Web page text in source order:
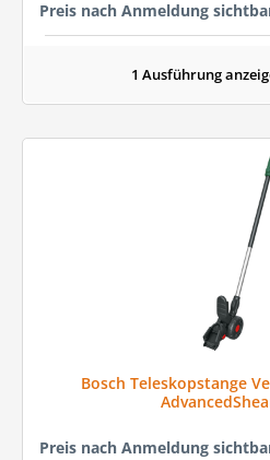
Preis nach Anmeldung
1 Ausführung
Bosch Teleskopstange
Preis nach Anmeldung